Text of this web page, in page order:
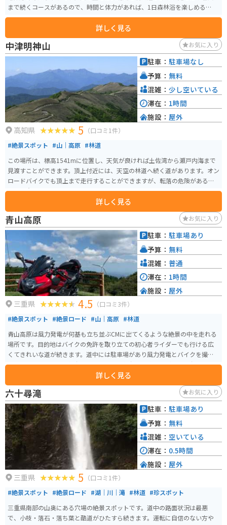
まで続くコースがあるので、時間と体力があれば、1日森林浴を楽しめるスポ
ットです。
詳しく見る
中津明神山 お気に入り
高知県 5 （口コミ1件）
#絶景スポット #山｜高原 #林道
この場所は、標高1541mに位置し、天気が良ければ土佐湾から瀬戸内海まで
見渡すことができます。頂上付近には、天空の林道へ続く道があります。オン
ロードバイクでも頂上まで走行することができますが、転落の危険があるの
で、注意してください。
詳しく見る
駐車： 駐車場なし
予算： 無料
混雑： 少し空いている
滞在： 1時間
施設： 屋外
青山高原 お気に入り
三重県 4.5 （口コミ3件）
#絶景スポット #絶景ロード #山｜高原 #林道
青山高原は風力発電が何基も立ち並ぶCMに出てくるような絶景の中を走れる
場所です。目的地はバイクの免許を取り立ての初心者ライダーでも行ける広
くてきれいな道が続きます。道中には駐車場があり風力発電とバイクを撮れ
たりバイクを止めて展望台に行けます。展望台には飲食店があり高台で食べ
詳しく見る
駐車： 駐車場あり
予算： 無料
混雑： 普通
滞在： 1時間
施設： 屋外
六十尋滝 お気に入り
三重県 5 （口コミ1件）
#絶景スポット #絶景ロード #湖｜川｜滝 #林道 #珍スポット
三重県南部の山奥にある穴場の絶景スポットです。道中の路面状況は最悪
で、小枝・落石・落ち葉と酷道がひたすら続きます。運転に自信のない方や
駐車： 駐車場あり
予算： 無料
混雑： 空いている
滞在： 0.5時間
施設： 屋外